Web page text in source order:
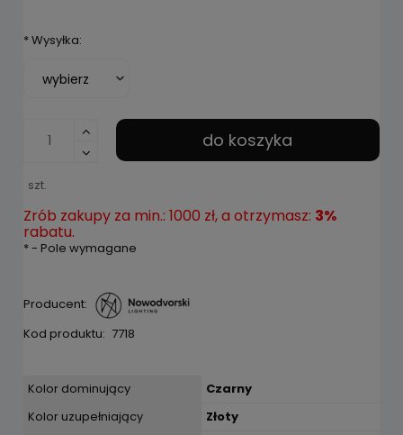
*Wysyłka:
szt.
do koszyka
Zrób zakupy za min.: 1000 zł, a otrzymasz: 3%
rabatu.
*- Pole wymagane
Producent:
Kod produktu: 7718
Kolor dominujący
Czarny
Kolor uzupełniający
Złoty